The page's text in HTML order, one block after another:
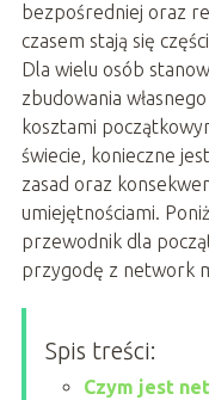
bezpośredniej oraz
czasem stają się
Dla wielu osób
zbudowania
kosztami
świecie, konieczne
zasad oraz
umiejętnościami.
przewodnik dla
przygodę z network
Spis treści:
Czym jest